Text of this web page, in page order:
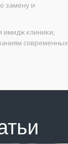
замену и
имидж клиники,
современных